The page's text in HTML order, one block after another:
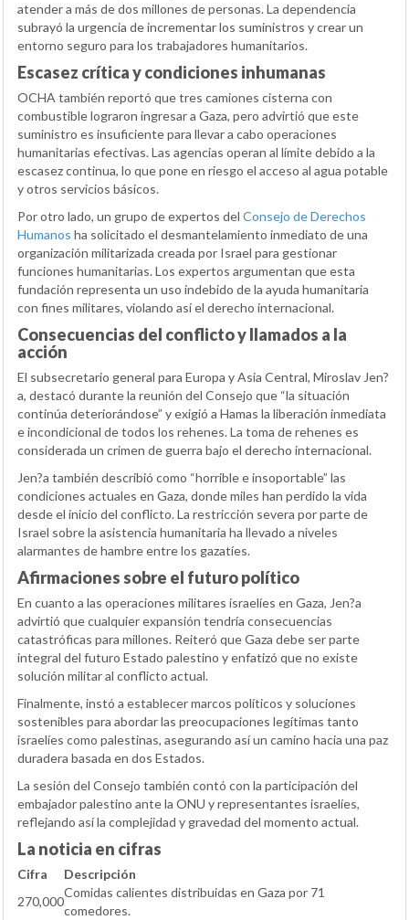
atender a más de dos millones de personas. La dependencia
subrayó la urgencia de incrementar los suministros y crear un
entorno seguro para los trabajadores humanitarios.
Escasez crítica y condiciones inhumanas
OCHA también reportó que tres camiones cisterna con
combustible lograron ingresar a Gaza, pero advirtió que este
suministro es insuficiente para llevar a cabo operaciones
humanitarias efectivas. Las agencias operan al límite debido a la
escasez continua, lo que pone en riesgo el acceso al agua potable
y otros servicios básicos.
Por otro lado, un grupo de expertos del Consejo de Derechos
Humanos ha solicitado el desmantelamiento inmediato de una
organización militarizada creada por Israel para gestionar
funciones humanitarias. Los expertos argumentan que esta
fundación representa un uso indebido de la ayuda humanitaria
con fines militares, violando así el derecho internacional.
Consecuencias del conflicto y llamados a la
acción
El subsecretario general para Europa y Asia Central, Miroslav Jen?
a, destacó durante la reunión del Consejo que “la situación
continúa deteriorándose” y exigió a Hamas la liberación inmediata
e incondicional de todos los rehenes. La toma de rehenes es
considerada un crimen de guerra bajo el derecho internacional.
Jen?a también describió como “horrible e insoportable” las
condiciones actuales en Gaza, donde miles han perdido la vida
desde el inicio del conflicto. La restricción severa por parte de
Israel sobre la asistencia humanitaria ha llevado a niveles
alarmantes de hambre entre los gazatíes.
Afirmaciones sobre el futuro político
En cuanto a las operaciones militares israelíes en Gaza, Jen?a
advirtió que cualquier expansión tendría consecuencias
catastróficas para millones. Reiteró que Gaza debe ser parte
integral del futuro Estado palestino y enfatizó que no existe
solución militar al conflicto actual.
Finalmente, instó a establecer marcos políticos y soluciones
sostenibles para abordar las preocupaciones legítimas tanto
israelíes como palestinas, asegurando así un camino hacia una paz
duradera basada en dos Estados.
La sesión del Consejo también contó con la participación del
embajador palestino ante la ONU y representantes israelíes,
reflejando así la complejidad y gravedad del momento actual.
La noticia en cifras
Cifra
Descripción
270,000
Comidas calientes distribuidas en Gaza por 71
comedores.